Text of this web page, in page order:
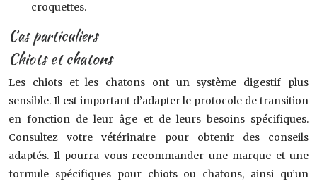
croquettes.
Cas particuliers
Chiots et chatons
Les chiots et les chatons ont un système digestif plus
sensible. Il est important d’adapter le protocole de transition
en fonction de leur âge et de leurs besoins spécifiques.
Consultez votre vétérinaire pour obtenir des conseils
adaptés. Il pourra vous recommander une marque et une
formule spécifiques pour chiots ou chatons, ainsi qu’un